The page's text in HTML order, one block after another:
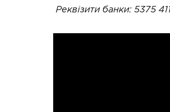
Реквізити банки: 5375